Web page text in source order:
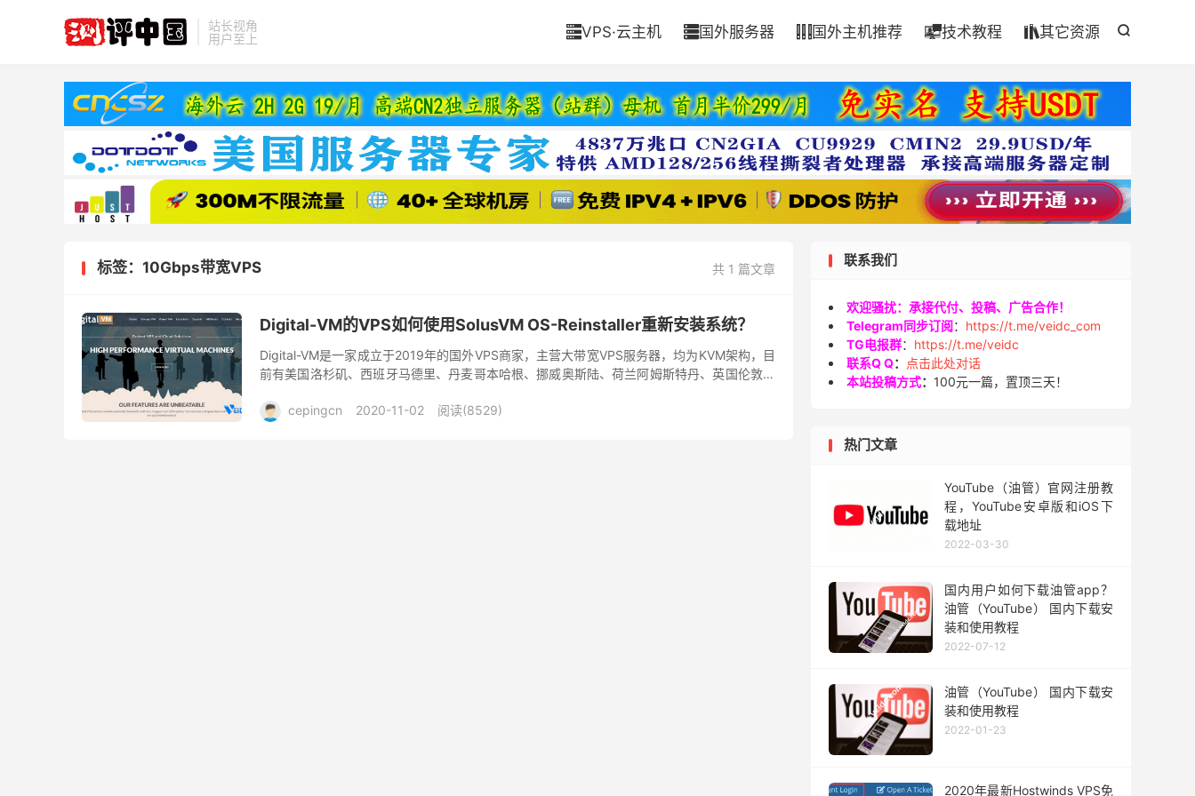
站长视角
用户至上

VPS·云主机 国外服务器  国外主机推荐 技术教程 其它资源
共 1 篇文章
标签：10Gbps带宽VPS
Digital-VM的VPS如何使用SolusVM OS-Reinstaller重新安装系统？
Digital-VM是一家成立于2019年的国外VPS商家，主营大带宽VPS服务器，均为KVM架构，目
前有美国洛杉矶、西班牙马德里、丹麦哥本哈根、挪威奥斯陆、荷兰阿姆斯特丹、英国伦敦、
cepingcn
2020-11-02 阅读(8529)
联系我们
欢迎骚扰：承接代付、投稿、广告合作！
Telegram同步订阅： https://t.me/veidc_com
TG电报群： https://t.me/veidc
联系Q Q：
点击此处对话
本站投稿方式： 100元一篇，置顶三天！
热门文章
YouTube（油管）官网注册教
程，YouTube安卓版和iOS下
载地址
2022-03-30
国内用户如何下载油管app？
油管（YouTube） 国内下载安
装和使用教程
2022-07-12
油管（YouTube） 国内下载安
装和使用教程
2022-01-23
2020年最新Hostwinds VPS免